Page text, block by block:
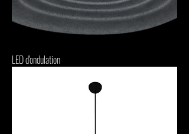
LED d'ondulation